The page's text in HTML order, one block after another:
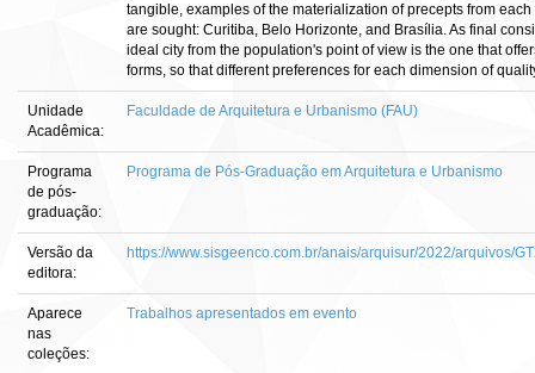
tangible, examples of the materialization of precepts from
are sought: Curitiba, Belo Horizonte, and Brasília. As final
ideal city from the population's point of view is the one that
forms, so that different preferences for each dimension of
Unidade
Acadêmica:
Faculdade de Arquitetura e Urbanismo (FAU)
Programa
de pós-
graduação:
Programa de Pós-Graduação em Arquitetura e Urbanismo
Versão da
editora:
https://www.sisgeenco.com.br/anais/arquisur/2022/arquivos/
Aparece
nas
coleções:
Trabalhos apresentados em evento